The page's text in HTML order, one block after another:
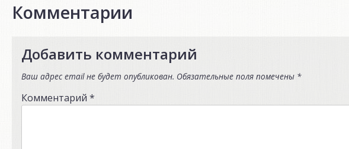
Комментарии
Добавить комментарий
Ваш адрес email не будет опубликован. Обязательные поля помечены *
Комментарий *